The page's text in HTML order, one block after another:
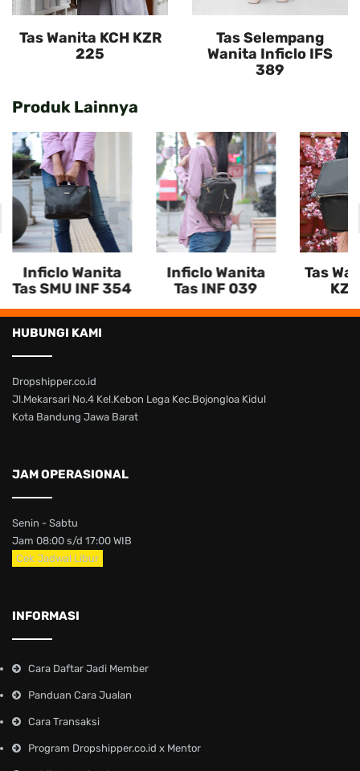
Tas Wanita KCH KZR
225
Tas Selempang
Wanita Inficlo IFS
389
Produk Lainnya
Inficlo Wanita
Tas SMU INF 354
Inficlo Wanita
Tas INF 039
Tas
HUBUNGI KAMI
Dropshipper.co.id
Jl.Mekarsari No.4 Kel.Kebon Lega Kec.Bojongloa Kidul
Kota Bandung Jawa Barat
JAM OPERASIONAL
Senin - Sabtu
Jam 08:00 s/d 17:00 WIB
Cek Jadwal Libur
INFORMASI
Cara Daftar Jadi Member
Panduan Cara Jualan
Cara Transaksi
Program Dropshipper.co.id x Mentor